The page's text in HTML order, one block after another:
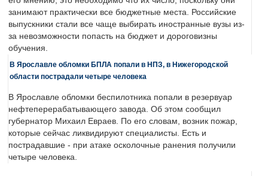
занимают практически все бюджетные места. Российские
выпускники стали все чаще выбирать иностранные вузы из-
за невозможности попасть на бюджет и дороговизны
обучения.
В Ярославле обломки БПЛА попали в НПЗ, в Нижегородской
области пострадали четыре человека
В Ярославле обломки беспилотника попали в резервуар
нефтеперерабатывающего завода. Об этом сообщил
губернатор Михаил Евраев. По его словам, возник пожар,
которые сейчас ликвидируют специалисты. Есть и
пострадавшие - при атаке осколочные ранения получили
четыре человека.